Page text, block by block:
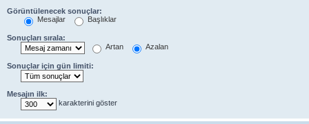
Görüntülenecek sonuçlar:
Mesajlar
Başlıklar
Sonuçları sırala:
Artan
Azalan
Sonuçlar için gün limiti:
Mesajın ilk:
karakterini göster